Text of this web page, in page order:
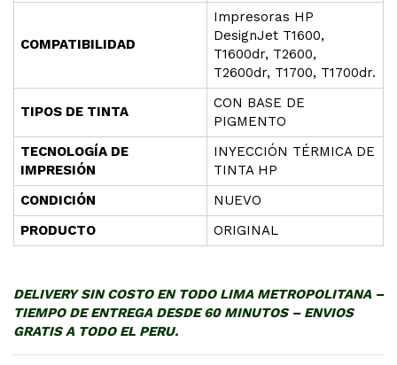
COMPATIBILIDAD
Impresoras HP
DesignJet T1600,
T1600dr, T2600,
T2600dr, T1700, T1700dr.
TIPOS DE TINTA
CON BASE DE
PIGMENTO
TECNOLOGÍA DE
IMPRESIÓN
INYECCIÓN TÉRMICA DE
TINTA HP
CONDICIÓN
NUEVO
PRODUCTO
ORIGINAL
DELIVERY SIN COSTO EN TODO LIMA METROPOLITANA –
TIEMPO DE ENTREGA DESDE 60 MINUTOS – ENVIOS
GRATIS A TODO EL PERU.